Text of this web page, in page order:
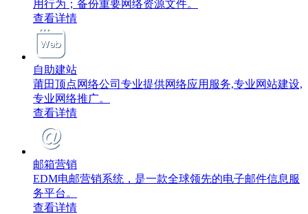
用行为；备份重要网络资源文件。
查看详情
自助建站
莆田顶点网络公司专业提供网络应用服务,专业网站建设,
专业网络推广。
查看详情
邮箱营销
EDM电邮营销系统，是一款全球领先的电子邮件信息服
务平台。
查看详情